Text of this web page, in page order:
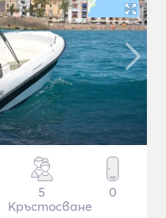
5
Кръстосване
0